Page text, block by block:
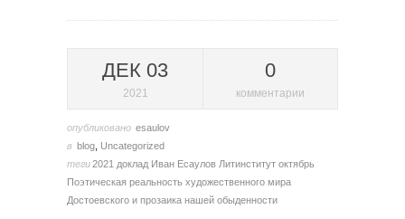
ДЕК 03
2021
0
комментарии
опубликовано esaulov
в blog Uncategorized
теги2021 доклад Иван Есаулов Литинститут октябрь
Поэтическая реальность художественного мира
Достоевского и прозаика нашей обыденности